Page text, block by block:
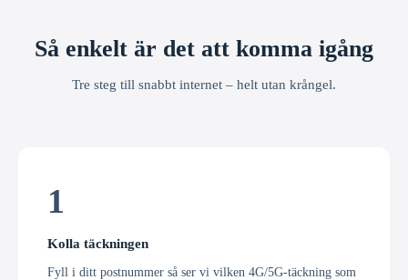
Så enkelt är det att komma igång
Tre steg till snabbt internet – helt utan krångel.
1
Kolla täckningen
Fyll i ditt postnummer så ser vi vilken 4G/5G-täckning som